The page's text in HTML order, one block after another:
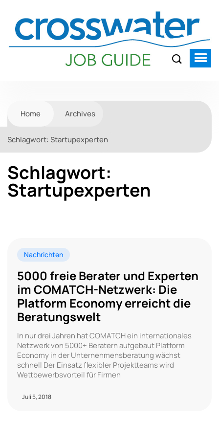
Home Archives
Schlagwort: Startupexperten
Schlagwort:
Startupexperten
Nachrichten
5000 freie Berater und Experten
im COMATCH-Netzwerk: Die
Platform Economy erreicht die
Beratungswelt
In nur drei Jahren hat COMATCH ein internationales
Netzwerk von 5000+ Beratern aufgebaut Platform
Economy in der Unternehmensberatung wächst
schnell Der Einsatz flexibler Projektteams wird
Wettbewerbsvorteil für Firmen
Juli 5, 2018